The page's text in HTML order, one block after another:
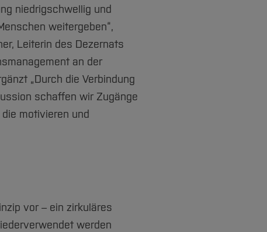
niedrigschwellig und
weitergeben“,
Leiterin des Dezernats
an der
„Durch die Verbindung
schaffen wir Zugänge
motivieren und
vor – ein zirkuläres
werden